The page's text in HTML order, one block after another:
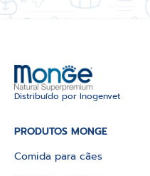
Distribuído por Inogenvet
PRODUTOS MONGE
Comida para cães